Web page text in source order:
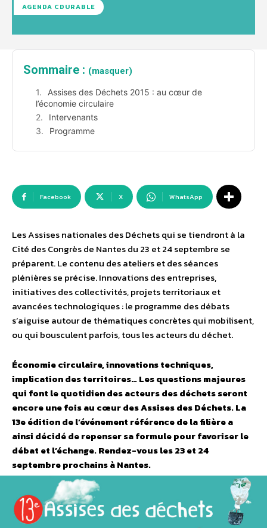
AGENDA CDURABLE
Sommaire : (masquer)
Assises des Déchets 2015 : au cœur de
l’économie circulaire
Intervenants
Programme
Facebook X WhatsApp
Les Assises nationales des Déchets qui se tiendront à la
Cité des Congrès de Nantes du 23 et 24 septembre se
préparent. Le contenu des ateliers et des séances
plénières se précise. Innovations des entreprises,
initiatives des collectivités, projets territoriaux et
avancées technologiques : le programme des débats
s’aiguise autour de thématiques concrètes qui mobilisent,
ou qui bousculent parfois, tous les acteurs du déchet.
Économie circulaire, innovations techniques,
implication des territoires… Les questions majeures
qui font le quotidien des acteurs des déchets seront
encore une fois au cœur des Assises des Déchets. La
13e édition de l’événement référence de la filière a
ainsi décidé de repenser sa formule pour favoriser le
débat et l’échange. Rendez-vous les 23 et 24
septembre prochains à Nantes.